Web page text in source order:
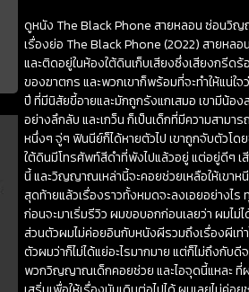
ดูหนัง The Black Phone สายหลอน ซ่อนวิญ
เรื่องย่อ The Black Phone (2022) สายหล
และติดอยู่ในห้องใต้ดินเก็บเสียงซึ่งเสียงกรีด
ของฆาตกร และพวกเขาก็พร้อมที่จะทำให้แน่ใ
ปี ที่มีนิสัยขี้อายและมักถูกรังแกเสมอ เขามีน้อ
อย่างลึกลับ และเกว็น ก็เป็นเด็กที่มีความสาม
หนึ่งๆ จู่ๆ ฟินนีย์ก็ได้หายตัวไป เขาถูกจับตัวโด
ใต้ดินมีโทรศัพท์สีดำที่พังไปแล้วอยู่ แต่อยู่ดีๆ
นี้ และวิญญาณเหล่านี้จะคอยช่วยเหลือให้เขาห
สุดท้ายแล้วเรื่องราวทั้งหมดจะลงเอยอย่างไ
ก่อนจะมาเริ่มรีวิว ผมขอบอกก่อนเลยว่า ผมไม่
ส่วนตัวผมไม่ค่อยอินกับหนังผีรวมถึงเรื่องผีเท่
ตัวผมว่าก็ไม่ได้แย่อะไรมากมาย แต่ก็ไม่ถึงกับ
พวกวิญญาณเด็กคอยช่วย และไอจุดนี้แหละ ที่ผ